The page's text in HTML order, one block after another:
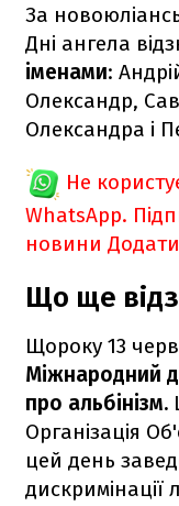
За
Дні ангела
іменами:
Олександр,
Олександра і
Не
WhatsApp.
новини Додати
Що ще
Щороку 13
Міжнародний
про альбінізм.
Організація
цей день
дискримінації